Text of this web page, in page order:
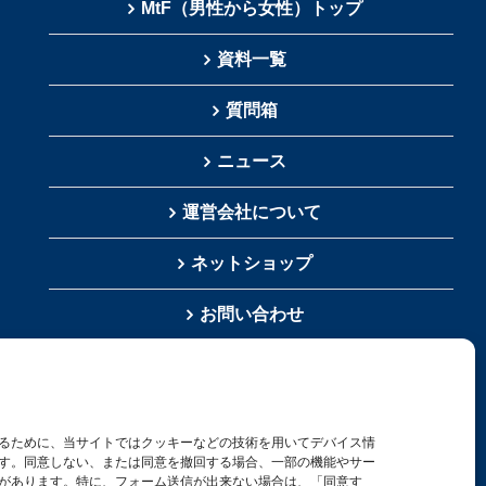
ために、当サイトではクッキーなどの技術を用いてデバイス情
。同意しない、または同意を撤回する場合、一部の機能やサー
あります。特に、フォーム送信が出来ない場合は、「同意す
MtF（男性から女性）トップ
資料一覧
質問箱
ニュース
運営会社について
ネットショップ
お問い合わせ
…